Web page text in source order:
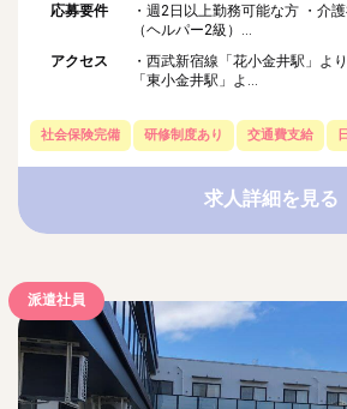
応募要件
・週2日以上勤務可能な方 ・介
（ヘルパー2級）...
アクセス
・西武新宿線「花小金井駅」よ
「東小金井駅」よ...
社会保険完備 研修制度あり 交通費支給
求人詳細を見る
派遣社員